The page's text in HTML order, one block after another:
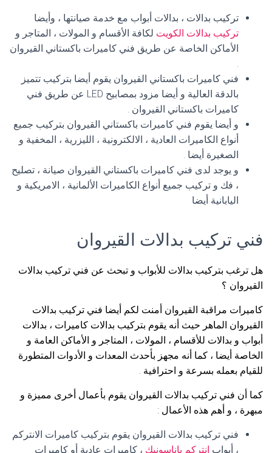
تركيب بدالات ، بدالات أبواب مع خدمة صيانتها ، وأيضا
تركيب بدالات الكويت لكافة الأقسام و المولات ، المتاجر و
الأماكن الخاصة عن طريق فني كاميرات باكستاني القيروان
.
فني كاميرات باكستاني القيروان يقوم أيضا بتركيب تتميز
بالدقة العالية و أيضا مزود بمصابيح LED عن طريق فني
كاميرات باكستاني القيروان .
و أيضا يقوم فني كاميرات باكستاني القيروان بتركيب جميع
أنواع الكاميرات العادية ، الالكترونية ، الليزرية ، المخفية و
الصغيرة أيضا .
و يوجد لدى فني كاميرات باكستاني القيروان صيانة ، تصليح
، فك و تركيب جميع أنواع الكاميرات الألمانية ، الامريكية و
اليابانية أيضا
فني تركيب بدالات القيروان
هل ترغب بتركيب بدالات للأبواب و تبحث عن فني تركيب بدالات
القيروان ؟
كاميرات مراقبة القيروان أمنت لكم أيضا فني تركيب بدالات
القيروان الماهر حيث أنه يقوم بتركيب بدالات كاميرات ، بدالات
أبواب و بدالات للأقسام ، المولات ، المتاجر و الأماكن العامة و
الخاصة أيضا ، كما أنه مجهز بأحدث المعدات و الأدوات المتطورة
للقيام بعمله بسرعة و احترافية .
كما أن فني تركيب بدالات القيروان يقوم بأعمال أخرى مميزة و
مبهرة ، و أهم هذه الأعمال :
فني تركيب بدالات القيروان يقوم بتركيب كاميرات الانتركم
، أبواب انتركم باناسونيك ، كاميرات عادية أو كاميرات